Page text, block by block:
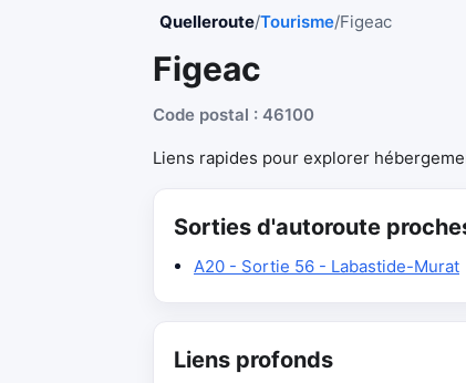
Quelleroute/Tourisme/Figeac
Figeac
Code postal : 46100
Liens rapides pour explorer
Sorties d'autoroute
A20 - Sortie 56 - Labastide-Murat
Liens profonds